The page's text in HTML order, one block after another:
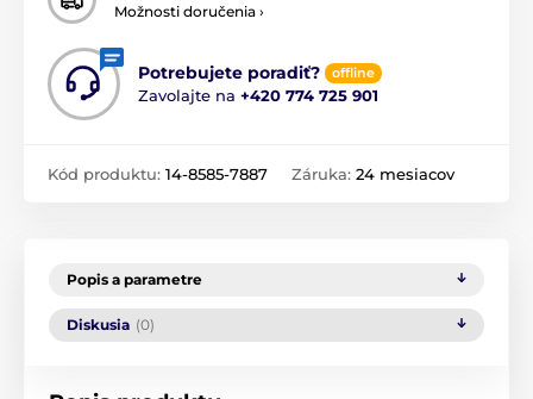
Možnosti doručenia ›
Potrebujete poradiť? offline
Zavolajte na +420 774 725 901
Kód produktu: 14-8585-7887 Záruka: 24 mesiacov
Popis a parametre
Diskusia (0)